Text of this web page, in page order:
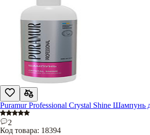
Puramur Professional Crystal Shine Шампунь
2
Код товара: 18394